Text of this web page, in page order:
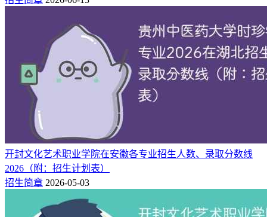
2025年贵州中医药大学时珍学院在湖北录取分数线是多少
（2025~2023近三年分数位次）
开封文化艺术职业学院在安徽各专业招生人数、录取分数线
2026（附：招生计划表）
招生简章 2026-05-03